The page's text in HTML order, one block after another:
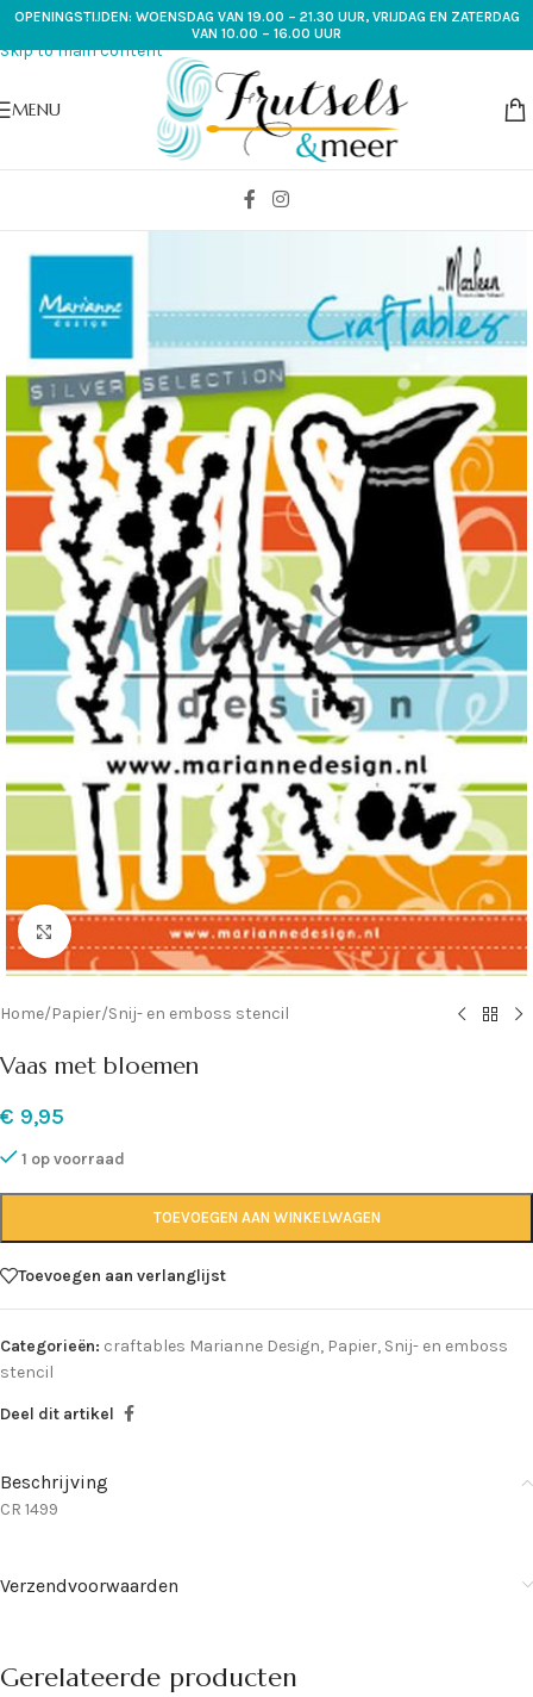
Skip to navigation
Skip to main content
OPENINGSTIJDEN: WOENSDAG VAN 19.00 – 21.30 UUR, VRIJDAG EN ZATERDAG
VAN 10.00 – 16.00 UUR
MENU
Klik om te vergroten
Home/Papier/Snij- en emboss stencil
Vaas met bloemen
€ 9,95
1 op voorraad
TOEVOEGEN AAN WINKELWAGEN
Toevoegen aan verlanglijst
Categorieën: craftables Marianne Design, Papier, Snij- en emboss
stencil
Deel dit artikel
Beschrijving
CR 1499
Verzendvoorwaarden
Gerelateerde producten